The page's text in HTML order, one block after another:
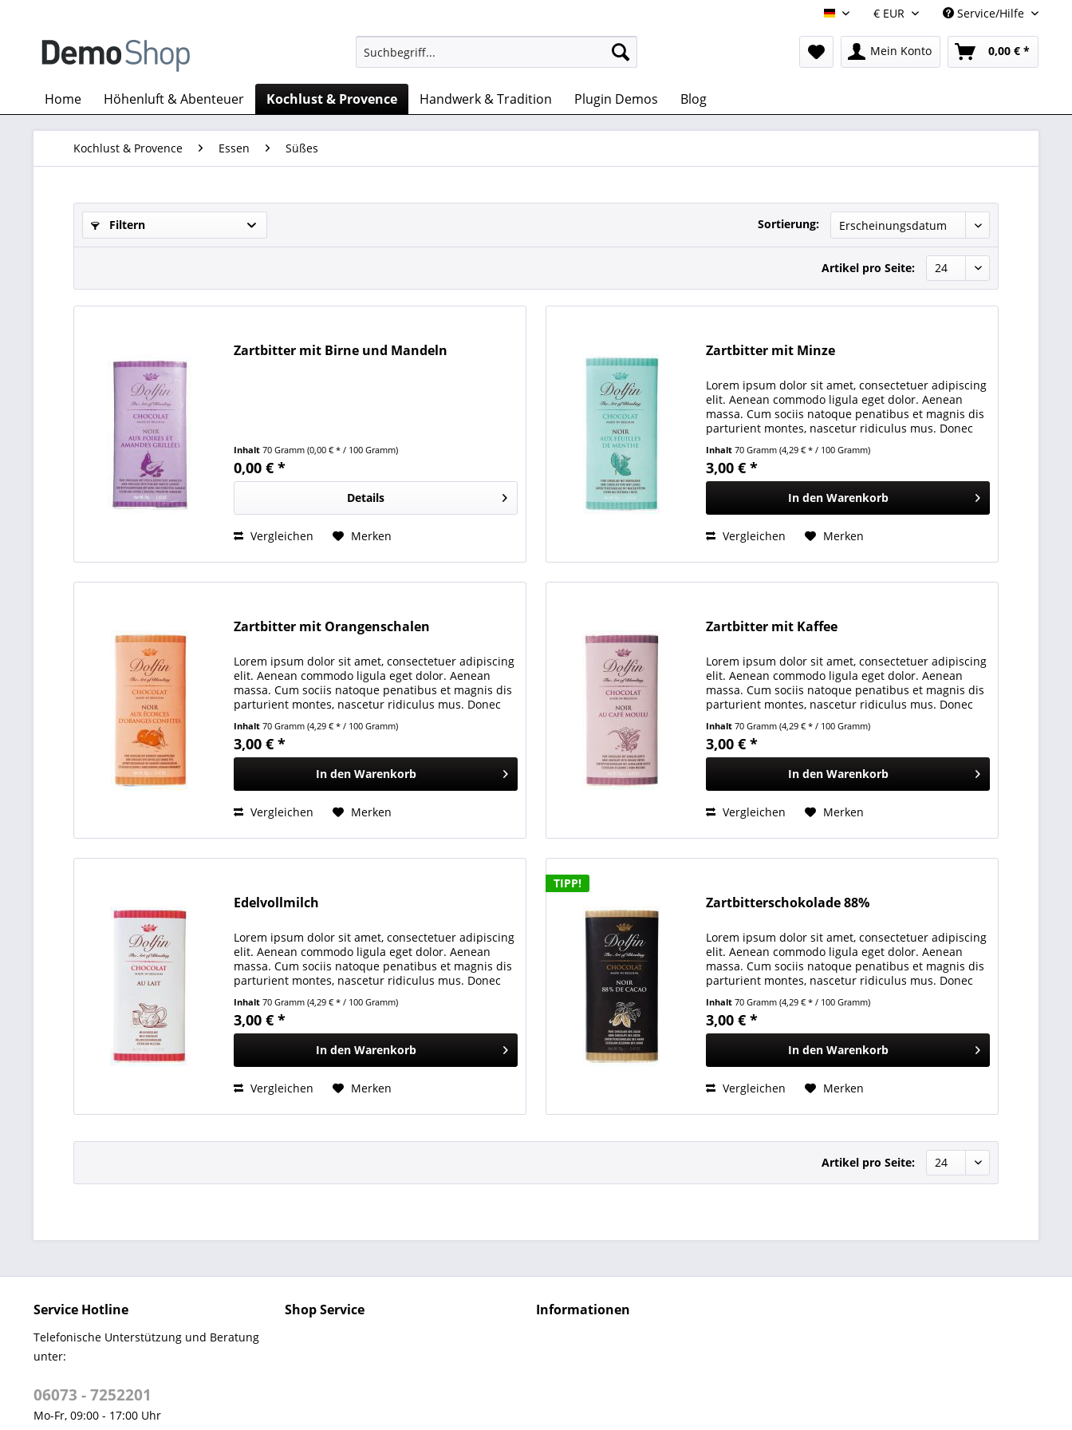
DE Service/Hilfe
Mein Konto 0,00 € *
Home Höhenluft & Abenteuer Kochlust & Provence Handwerk & Tradition Plugin Demos Blog
Kochlust & Provence Essen Süßes
Filtern Sortierung:
Artikel pro Seite:
Zartbitter mit Birne und Mandeln
Inhalt70 Gramm(0,00 € * / 100 Gramm)
0,00 € *
Details
Vergleichen Merken
Zartbitter mit Minze
Lorem ipsum dolor sit amet, consectetuer adipiscing
elit. Aenean commodo ligula eget dolor. Aenean
massa. Cum sociis natoque penatibus et magnis dis
parturient montes, nascetur ridiculus mus. Donec
Inhalt70 Gramm(4,29 € * / 100 Gramm)
3,00 € *
In den Warenkorb
Vergleichen Merken
Zartbitter mit Orangenschalen
Lorem ipsum dolor sit amet, consectetuer adipiscing
elit. Aenean commodo ligula eget dolor. Aenean
massa. Cum sociis natoque penatibus et magnis dis
parturient montes, nascetur ridiculus mus. Donec
Inhalt70 Gramm(4,29 € * / 100 Gramm)
3,00 € *
In den Warenkorb
Vergleichen Merken
Zartbitter mit Kaffee
Lorem ipsum dolor sit amet, consectetuer adipiscing
elit. Aenean commodo ligula eget dolor. Aenean
massa. Cum sociis natoque penatibus et magnis dis
parturient montes, nascetur ridiculus mus. Donec
Inhalt70 Gramm(4,29 € * / 100 Gramm)
3,00 € *
In den Warenkorb
Vergleichen Merken
Edelvollmilch
Lorem ipsum dolor sit amet, consectetuer adipiscing
elit. Aenean commodo ligula eget dolor. Aenean
massa. Cum sociis natoque penatibus et magnis dis
parturient montes, nascetur ridiculus mus. Donec
Inhalt70 Gramm(4,29 € * / 100 Gramm)
3,00 € *
In den Warenkorb
Vergleichen Merken
TIPP!
Zartbitterschokolade 88%
Lorem ipsum dolor sit amet, consectetuer adipiscing
elit. Aenean commodo ligula eget dolor. Aenean
massa. Cum sociis natoque penatibus et magnis dis
parturient montes, nascetur ridiculus mus. Donec
Inhalt70 Gramm(4,29 € * / 100 Gramm)
3,00 € *
In den Warenkorb
Vergleichen Merken
Artikel pro Seite:
Service Hotline
Telefonische Unterstützung und Beratung
unter:
06073 - 7252201
Mo-Fr, 09:00 - 17:00 Uhr
Shop Service Informationen